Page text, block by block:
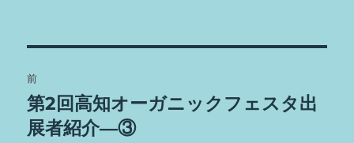
稿
ナ
前
前
の
第2回高知オーガニックフェスタ出
展者紹介―③